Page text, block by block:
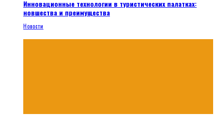
Инновационные технологии в туристических палатках:
новшества и преимущества
Новости